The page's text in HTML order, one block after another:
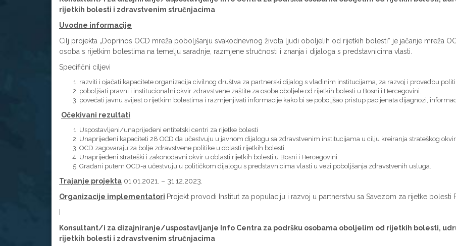
rijetkih bolesti i zdravstvenim stručnjacima
Uvodne informacije
Cilj projekta „Doprinos OCD mreža poboljšanju svakodnevnog života ljudi oboljelih od rijetkih bolesti“ je jačanje mreža
osoba s rijetkim bolestima na temelju saradnje, razmjene stručnosti i znanja i dijaloga s predstavnicima vlasti.
Specifični ciljevi
razviti i ojačati kapacitete organizacija civilnog društva za partnerski dijalog s vladinim institucijama, za razvoj i provedbu
poboljšati pravni i institucionalni okvir zdravstvene zaštite za osobe oboljele od rijetkih bolesti u Bosni i Hercegovini.
povećati javnu svijest o rijetkim bolestima i razmjenjivati informacije kako bi se poboljšao pristup pacijenata dijagnozi,
Očekivani rezultati
Uspostavljeni/unaprijeđeni entitetski centri za rijetke bolesti
Unaprijeđeni kapaciteti 28 OCD da učestvuju u javnom dijalogu sa zdravstvenim institucijama u cilju kreiranja strateškog
OCD zagovaraju za bolje zdravstvene politike u oblasti rijetkih bolesti
Unaprijeđeni strateški i zakonodavni okvir u oblasti rijetkih bolesti u Bosni i Hercegovini
Građani putem OCD-a učestvuju u političkom dijalogu s predstavnicima vlasti u vezi poboljšanja zdravstvenih usluga.
Trajanje projekta 01.01.2021. – 31.12.2023.
Organizacije implementatori Projekt provodi Institut za populaciju i razvoj u partnerstvu sa Savezom za rijetke bolesti
Konsultant/i za dizajniranje/uspostavljanje Info Centra za podršku osobama oboljelim od rijetkih bolesti,
rijetkih bolesti i zdravstvenim stručnjacima